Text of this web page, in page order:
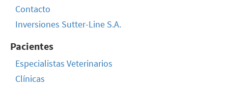
Contacto
Inversiones Sutter-Line S.A.
Pacientes
Especialistas Veterinarios
Clínicas